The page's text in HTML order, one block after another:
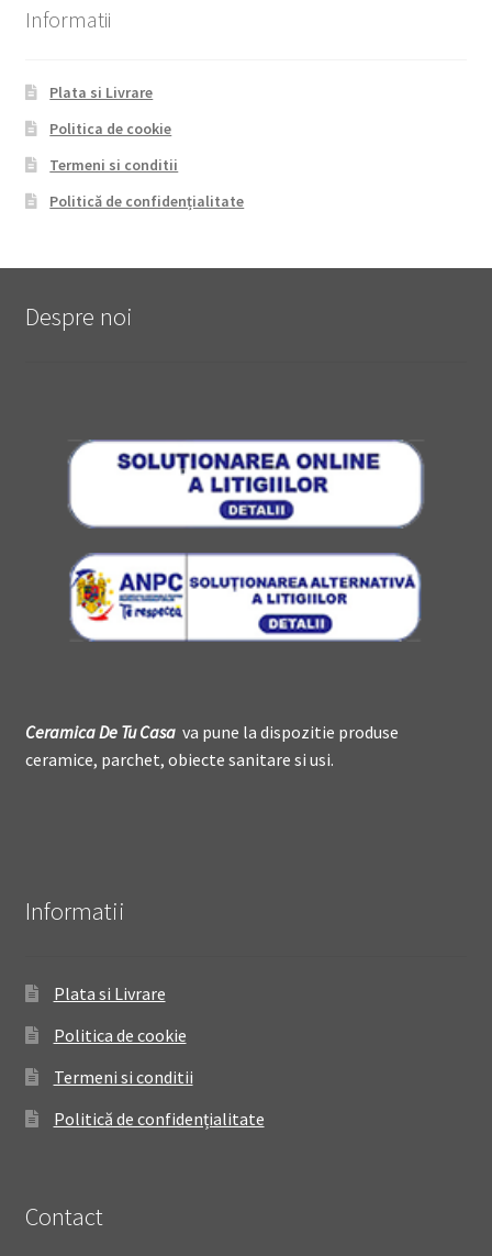
Informatii
Plata si Livrare
Politica de cookie
Termeni si conditii
Politică de confidențialitate
Despre noi
Ceramica DeTu Casava pune la dispozitie produse
ceramice, parchet, obiecte sanitare si usi.
Informatii
Plata si Livrare
Politica de cookie
Termeni si conditii
Politică de confidențialitate
Contact